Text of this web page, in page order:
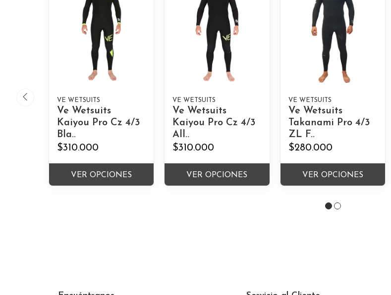
VE WETSUITS
Ve Wetsuits
Kaiyou Pro Cz 4/3
Bla..
$310.000
VER OPCIONES
VE WETSUITS
Ve Wetsuits
Kaiyou Pro Cz 4/3
All..
$310.000
VER OPCIONES
VE WETSUITS
Ve Wetsuits
Takanami Pro 4/3
ZL F..
$280.000
VER OPCIONES